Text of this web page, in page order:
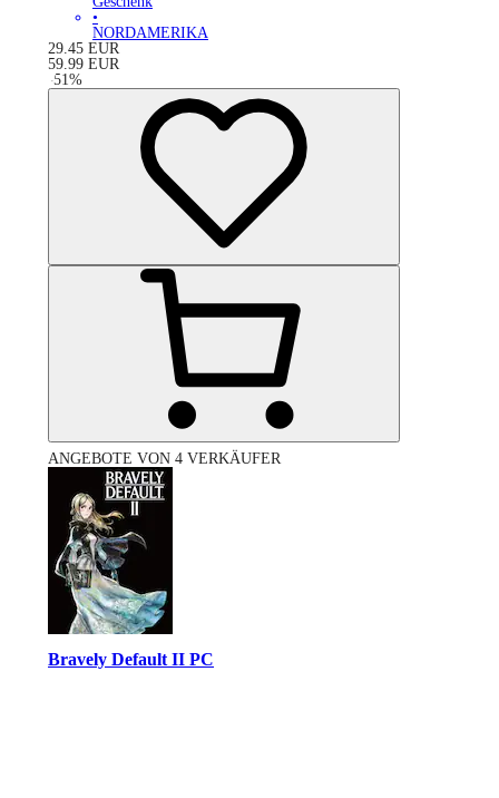
•
NORDAMERIKA
29.45 EUR
59.99 EUR
-51%
ANGEBOTE VON 4 VERKÄUFER
Bravely Default II PC